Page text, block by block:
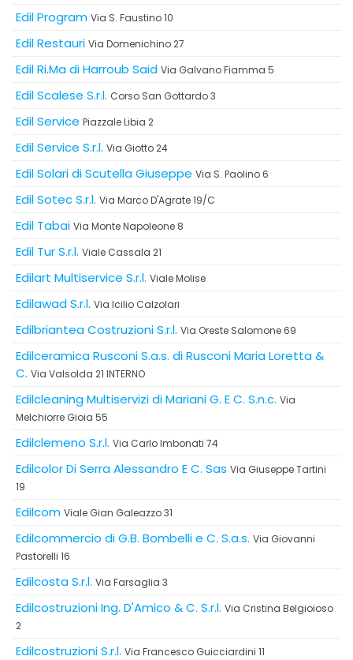
Edil Program Via S. Faustino 10
Edil Restauri Via Domenichino 27
Edil Ri.Ma di Harroub Said Via Galvano Fiamma 5
Edil Scalese S.r.l. Corso San Gottardo 3
Edil Service Piazzale Libia 2
Edil Service S.r.l. Via Giotto 24
Edil Solari di Scutella Giuseppe Via S. Paolino 6
Edil Sotec S.r.l. Via Marco D'Agrate 19/C
Edil Tabai Via Monte Napoleone 8
Edil Tur S.r.l. Viale Cassala 21
Edilart Multiservice S.r.l. Viale Molise
Edilawad S.r.l. Via Icilio Calzolari
Edilbriantea Costruzioni S.r.l. Via Oreste Salomone 69
Edilceramica Rusconi S.a.s. di Rusconi Maria Loretta &
C. Via Valsolda 21 INTERNO
Edilcleaning Multiservizi di Mariani G. E C. S.n.c. Via
Melchiorre Gioia 55
Edilclemeno S.r.l. Via Carlo Imbonati 74
Edilcolor Di Serra Alessandro E C. Sas Via Giuseppe Tartini
19
Edilcom Viale Gian Galeazzo 31
Edilcommercio di G.B. Bombelli e C. S.a.s. Via Giovanni
Pastorelli 16
Edilcosta S.r.l. Via Farsaglia 3
Edilcostruzioni Ing. D'Amico & C. S.r.l. Via Cristina Belgioioso
2
Edilcostruzioni S.r.l. Via Francesco Guicciardini 11